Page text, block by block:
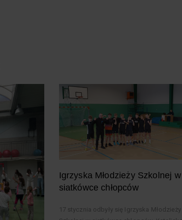
Igrzyska Młodzieży Szkolnej w
siatkówce chłopców
17 stycznia odbyły się Igrzyska Młodzieży